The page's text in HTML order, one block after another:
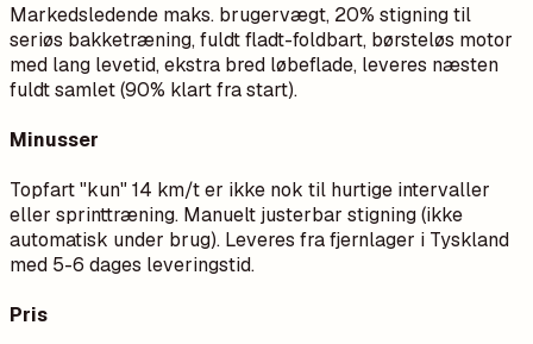
Markedsledende maks. brugervægt, 20% stigning til
seriøs bakketræning, fuldt fladt-foldbart, børsteløs motor
med lang levetid, ekstra bred løbeflade, leveres næsten
fuldt samlet (90% klart fra start).
Minusser
Topfart "kun" 14 km/t er ikke nok til hurtige intervaller
eller sprinttræning. Manuelt justerbar stigning (ikke
automatisk under brug). Leveres fra fjernlager i Tyskland
med 5-6 dages leveringstid.
Pris